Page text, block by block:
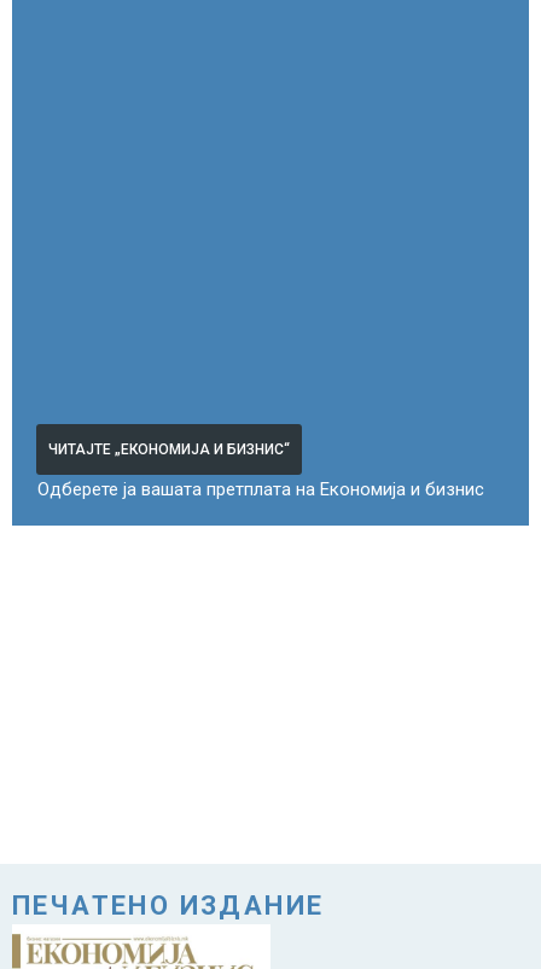
ЧИТАЈТЕ „ЕКОНОМИЈА И БИЗНИС“
Одберете ја вашата претплата на Економија и бизнис
ПЕЧАТЕНО ИЗДАНИЕ